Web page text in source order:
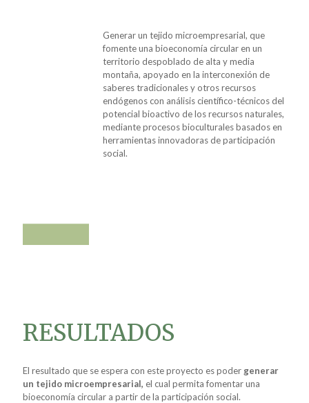
Generar un tejido microempresarial, que
fomente una bioeconomía circular en un
territorio despoblado de alta y media
montaña, apoyado en la interconexión de
saberes tradicionales y otros recursos
endógenos con análisis científico-técnicos del
potencial bioactivo de los recursos naturales,
mediante procesos bioculturales basados en
herramientas innovadoras de participación
social.
RESULTADOS
El resultado que se espera con este proyecto es poder generar
un tejido microempresarial, el cual permita fomentar una
bioeconomía circular a partir de la participación social.